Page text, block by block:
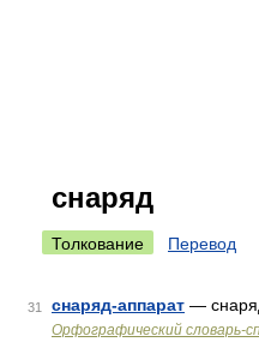
снаряд
Толкование Перевод
31 снаряд-аппарат —
Орфографический словарь-